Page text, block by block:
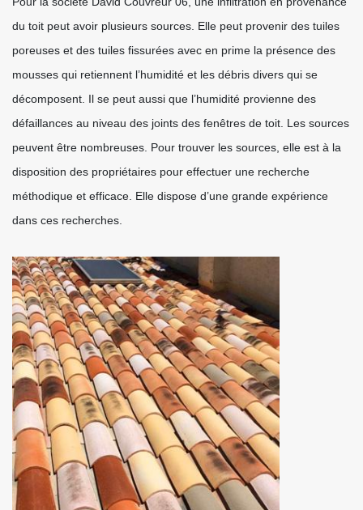
du toit peut avoir plusieurs sources. Elle peut provenir des tuiles
poreuses et des tuiles fissurées avec en prime la présence des
mousses qui retiennent l’humidité et les débris divers qui se
décomposent. Il se peut aussi que l’humidité provienne des
défaillances au niveau des joints des fenêtres de toit. Les sources
peuvent être nombreuses. Pour trouver les sources, elle est à la
disposition des propriétaires pour effectuer une recherche
méthodique et efficace. Elle dispose d’une grande expérience
dans ces recherches.